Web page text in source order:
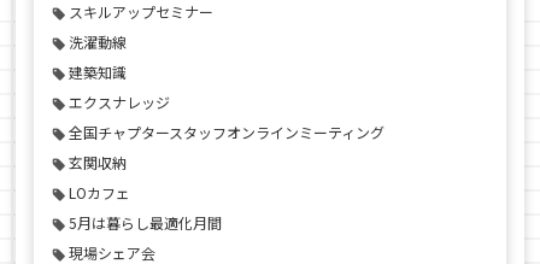
スキルアップセミナー
洗濯動線
建築知識
エクスナレッジ
全国チャプタースタッフオンラインミーティング
玄関収納
LOカフェ
5月は暮らし最適化月間
現場シェア会